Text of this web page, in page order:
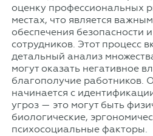
оценку профессиональных
местах, что является
обеспечения безопасности
сотрудников. Этот процесс
детальный анализ
могут оказать негативное
благополучие работников.
начинается с
угроз — это могут быть
биологические,
психосоциальные факторы.